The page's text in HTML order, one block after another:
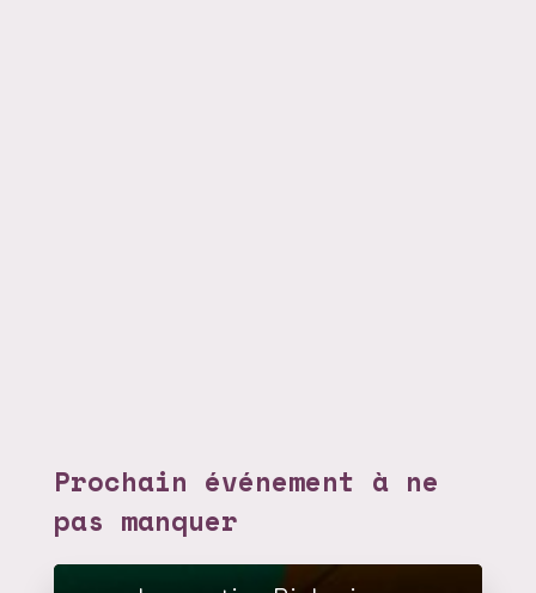
Prochain événement à ne
pas manquer